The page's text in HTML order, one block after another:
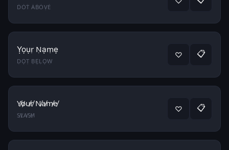
ḊȮṪ ȦḂȮṾĖ
Ỵọụṛ Ṇạṃẹ
ḌỌṬ ḄẸḶỌẈ
♡ 📋
Y̸o̸u̸r̸ N̸a̸m̸e̸
S̸L̸A̸S̸H̸
♡ 📋